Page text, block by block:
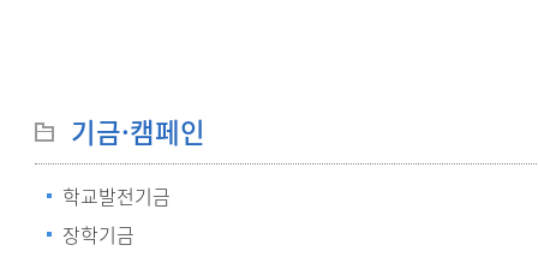
기금·캠페인
학교발전기금
장학기금